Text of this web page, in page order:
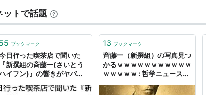
ットで話題
55 ブックマーク
日行った喫茶店で聞いた
『新撰組の斉藤一(さいとう
イフン)』の響きがヤバす
語感がいい」「検索よけ
13 ブックマーク
斉藤一（新撰組）の写真見つ
かるｗｗｗｗｗｗｗｗｗｗｗ
ｗｗｗｗｗ : 哲学ニュース